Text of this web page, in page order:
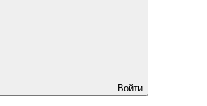
Войти